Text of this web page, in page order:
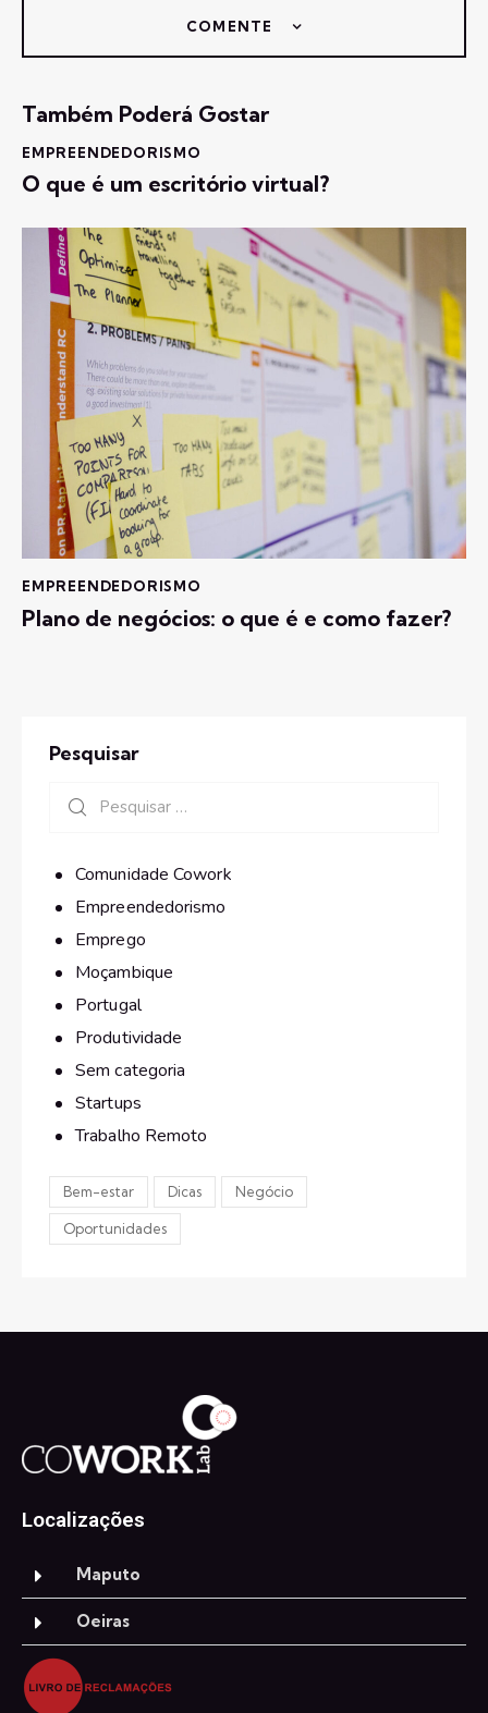
COMENTE
Também Poderá Gostar
EMPREENDEDORISMO
O que é um escritório virtual?
EMPREENDEDORISMO
Plano de negócios: o que é e como fazer?
Pesquisar
Comunidade Cowork
Empreendedorismo
Emprego
Moçambique
Portugal
Produtividade
Sem categoria
Startups
Trabalho Remoto
Bem-estar Dicas Negócio
Oportunidades
Localizações
Maputo
Oeiras